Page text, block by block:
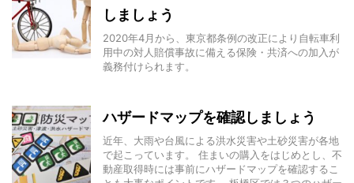
しましょう
2020年4月から、東京都条例の改正により自転車利
用中の対人賠償事故に備える保険・共済への加入が
義務付けられます。
ハザードマップを確認しましょう
近年、大雨や台風による洪水災害や土砂災害が各地
で起こっています。 住まいの購入をはじめとし、不
動産取得時には事前にハザードマップを確認するこ